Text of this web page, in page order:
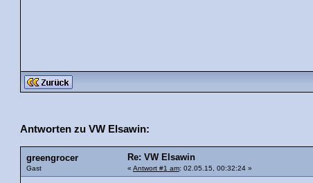
Antworten zu VW Elsawin:
greengrocer
Gast
Re: VW Elsawin
« Antwort #1 am: 02.05.15, 00:32:24 »